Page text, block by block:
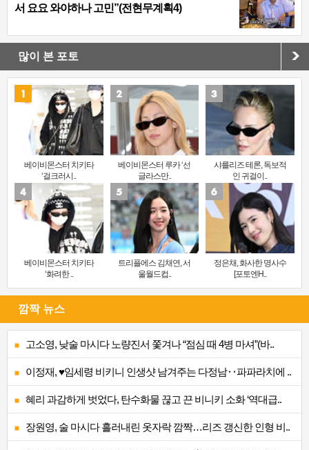
서 요요 와야하나 고민”(전현무계획4)
많이 본 포토
베이비몬스터 치키타
‘걸크러시..
베이비몬스터 루카 ‘선
글라스만..
샤를리즈 테론, 독보적
인 귀걸이..
베이비몬스터 치키타
‘화려한 ..
트리플에스 김채연, 서
울월드컵..
정은채, 화사한 명사수
[포토엔H..
깜짝 뉴스
고소영, 낮술 마시다 노량진서 쫓겨나 “점심 때 4병 마셔”(바..
이정재, ♥임세령 비키니 인생샷 남겨주는 다정남‥파파라치에 ..
혜리 과감하게 벗었다, 탄수화물 끊고 끈 비니키 소화 ‘역대급..
장원영, 술 마시다 흘러내린 옷자락 깜짝…리즈 갱신한 인형 비..